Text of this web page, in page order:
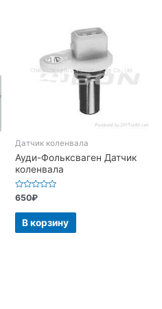
Датчик коленвала
Ауди-Фольксваген Датчик
коленвала
Оценка
0
из
650₽
В корзину